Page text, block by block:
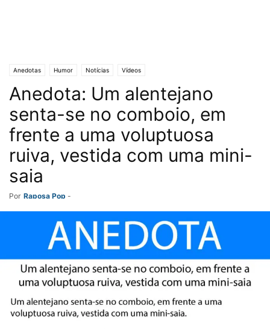
Anedotas Humor Notícias Vídeos
Anedota: Um alentejano
senta-se no comboio, em
frente a uma voluptuosa
ruiva, vestida com uma mini-
saia
Por Raposa Pop -